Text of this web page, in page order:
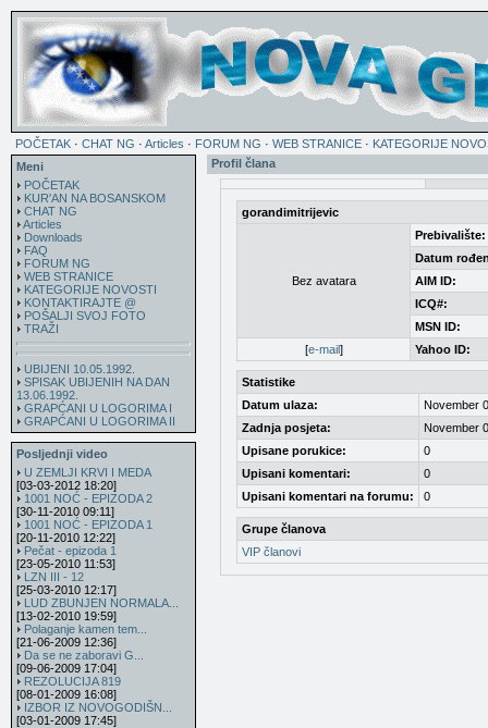
POČETAK · CHAT NG · Articles · FORUM NG · WEB STRANICE · KATEGORIJE
Meni
POČETAK
KUR'AN NA BOSANSKOM
CHAT NG
Articles
Downloads
FAQ
FORUM NG
WEB STRANICE
KATEGORIJE NOVOSTI
KONTAKTIRAJTE @
POŠALJI SVOJ FOTO
TRAŽI
UBIJENI 10.05.1992.
SPISAK UBIJENIH NA DAN
13.06.1992.
GRAPĆANI U LOGORIMA I
GRAPĆANI U LOGORIMA II
Posljednji video
U ZEMLJI KRVI I MEDA
[03-03-2012 18:20]
1001 NOĆ - EPIZODA 2
[30-11-2010 09:11]
1001 NOĆ - EPIZODA 1
[20-11-2010 12:22]
Pečat - epizoda 1
[23-05-2010 11:53]
LZN III - 12
[25-03-2010 12:17]
LUD ZBUNJEN NORMALA...
[13-02-2010 19:59]
Polaganje kamen tem...
[21-06-2009 12:36]
Da se ne zaboravi G...
[09-06-2009 17:04]
REZOLUCIJA 819
[08-01-2009 16:08]
IZBOR IZ NOVOGODIŠN...
[03-01-2009 17:45]
Profil člana
gorandimitrijevic
Bez avatara
Prebivalište:
Datum
AIM ID:
ICQ#:
MSN ID:
[e-mail] Yahoo ID:
Statistike
Datum ulaza:
November
Zadnja posjeta:
November
Upisane porukice:
0
Upisani komentari:
0
Upisani komentari na forumu:
0
Grupe članova
VIP članovi